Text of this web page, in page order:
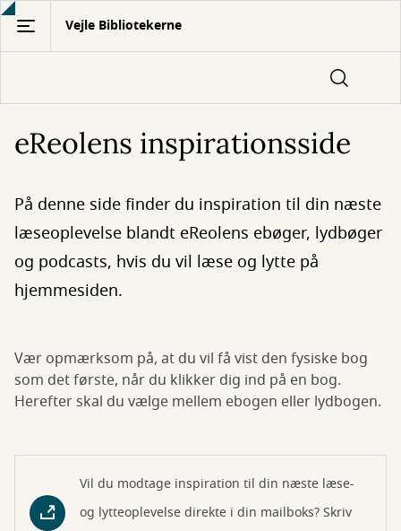
Gå
hovedindhold
Vejle Bibliotekerne
eReolens inspirationsside
På denne side finder du inspiration til din næste
læseoplevelse blandt eReolens ebøger, lydbøger
og podcasts, hvis du vil læse og lytte på
hjemmesiden.
Vær opmærksom på, at du vil få vist den fysiske bog
som det første, når du klikker dig ind på en bog.
Herefter skal du vælge mellem ebogen eller lydbogen.
Vil du modtage inspiration til din næste læse-
og lytteoplevelse direkte i din mailboks? Skriv